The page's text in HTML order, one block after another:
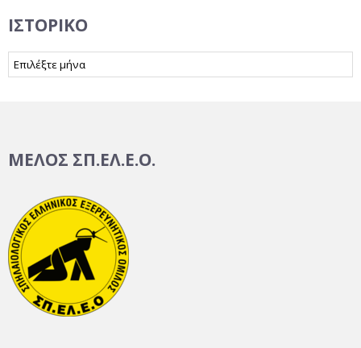
ΙΣΤΟΡΙΚΌ
Ιστορικό
ΜΕΛΟΣ ΣΠ.ΕΛ.Ε.Ο.